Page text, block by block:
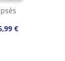
€